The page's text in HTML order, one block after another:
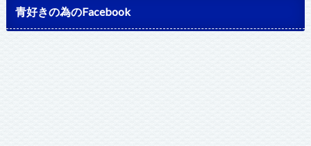
青好きの為のFacebook